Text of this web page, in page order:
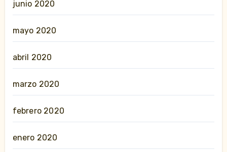
junio 2020
mayo 2020
abril 2020
marzo 2020
febrero 2020
enero 2020